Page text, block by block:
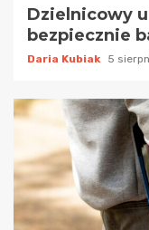
Dzielnicowy
bezpiecznie
Daria Kubiak 5